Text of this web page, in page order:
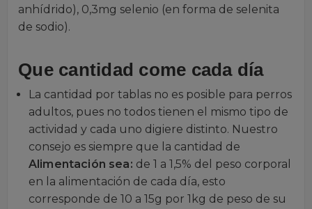
anhídrido), 0,3mg selenio (en forma de selenita
de sodio).
Que cantidad come cada día
La cantidad por tablas no es posible para perros
adultos, pues no todos tienen el mismo tipo de
actividad y cada uno digiere distinto. Nuestro
consejo es siempre que la cantidad de
Alimentación sea: de 1 a 1,5% del peso corporal
en la alimentación de cada día, esto
corresponde de 10 a 15g por 1kg de peso de su